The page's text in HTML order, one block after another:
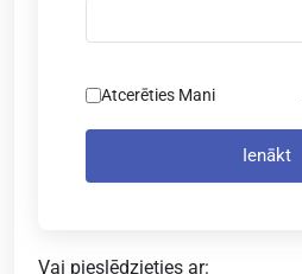
Atcerēties Mani
Ienākt
Vai pieslēdzieties ar: